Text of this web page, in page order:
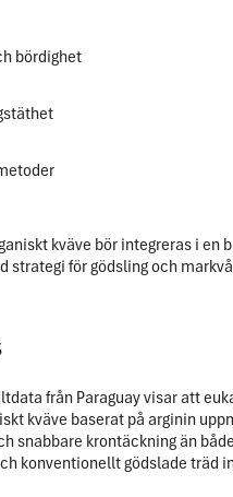
bördighet
kväve bör integreras i en
strategi för gödsling och
från Paraguay visar att
kväve baserat på arginin
snabbare krontäckningän
konventionellt gödslade träd